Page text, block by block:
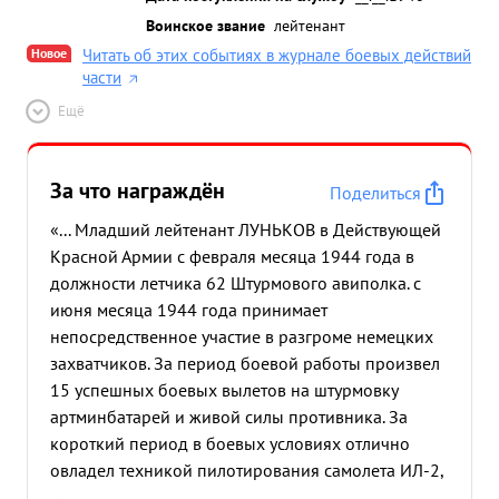
Воинское звание лейтенант
Новое
Читать об этих событиях в журнале боевых действий
части
Ещё
За что награждён
Поделиться
«... Младший лейтенант ЛУНЬКОВ в Действующей
Красной Армии с февраля месяца 1944 года в
должности летчика 62 Штурмового авиполка. с
июня месяца 1944 года принимает
непосредственное участие в разгроме немецких
захватчиков. За период боевой работы произвел
15 успешных боевых вылетов на штурмовку
артминбатарей и живой силы противника. За
короткий период в боевых условиях отлично
овладел техникой пилотирования самолета ИЛ-2,